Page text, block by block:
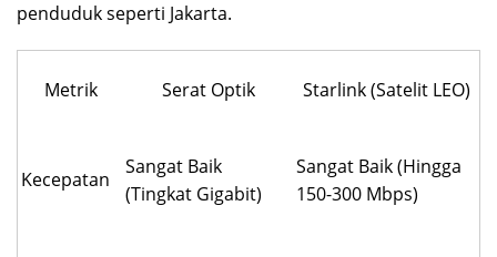
penduduk seperti Jakarta.
Metrik Serat Optik Starlink (Satelit LEO)
Kecepatan
Sangat Baik
(Tingkat Gigabit)
Sangat Baik (Hingga
150-300 Mbps)